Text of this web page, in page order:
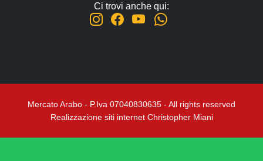
Ci trovi anche qui:
Mercato Arabo - P.Iva 07040830635 - All rights reserved
Realizzazione siti internet Christopher Miani